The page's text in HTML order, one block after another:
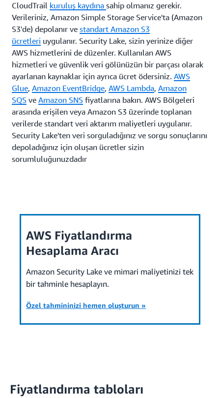
CloudTrail kuruluş kaydına sahip olmanız gerekir.
Verileriniz, Amazon Simple Storage Service'ta (Amazon
S3'de) depolanır ve standart Amazon S3
ücretleri uygulanır. Security Lake, sizin yerinize diğer
AWS hizmetlerini de düzenler. Kullanılan AWS
hizmetleri ve güvenlik veri gölünüzün bir parçası olarak
ayarlanan kaynaklar için ayrıca ücret ödersiniz. AWS
Glue, Amazon EventBridge, AWS Lambda, Amazon
SQS ve Amazon SNS fiyatlarına bakın. AWS Bölgeleri
arasında erişilen veya Amazon S3 üzerinde toplanan
verilerde standart veri aktarım maliyetleri uygulanır.
Security Lake'ten veri sorguladığınız ve sorgu sonuçlarını
depoladığınız için oluşan ücretler sizin
sorumluluğunuzdadır
AWS Fiyatlandırma
Hesaplama Aracı
Amazon Security Lake ve mimari maliyetinizi tek
bir tahminle hesaplayın.
Özel tahmininizi hemen oluşturun »
Fiyatlandırma tabloları